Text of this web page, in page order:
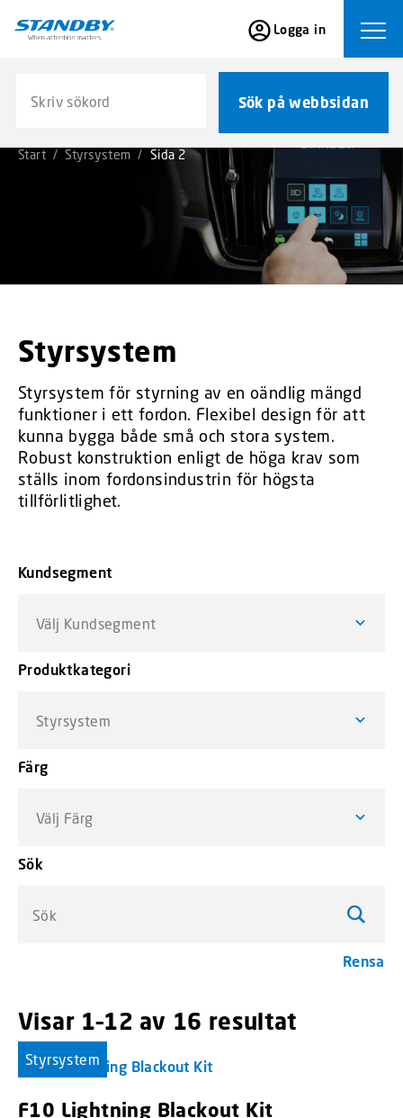
k
a
t
Sök på webbsidan
Logga in
Start / Styrsystem / Sida 2
Styrsystem
Styrsystem för styrning av en oändlig mängd
funktioner i ett fordon. Flexibel design för att
kunna bygga både små och stora system.
Robust konstruktion enligt de höga krav som
ställs inom fordonsindustrin för högsta
tillförlitlighet.
Kundsegment
Välj Kundsegment
Produktkategori
Styrsystem
Färg
Välj Färg
Sök
Rensa
Visar 1–12 av 16 resultat
Styrsystem
F10 Lightning Blackout Kit